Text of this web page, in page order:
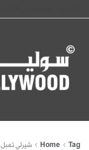
Home Tag شيرلي تمبل